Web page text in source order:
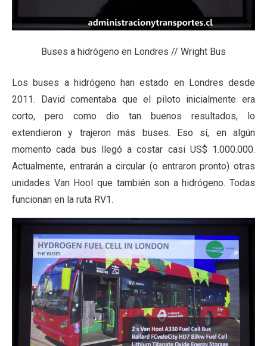
Buses a hidrógeno en Londres // Wright Bus
Los buses a hidrógeno han estado en Londres desde
2011. David comentaba que el piloto inicialmente era
corto, pero como dio tan buenos resultados, lo
extendieron y trajeron más buses. Eso sí, en algún
momento cada bus llegó a costar casi US$ 1.000.000.
Actualmente, entrarán a circular (o entraron pronto) otras
unidades Van Hool que también son a hidrógeno. Todas
funcionan en la ruta RV1.